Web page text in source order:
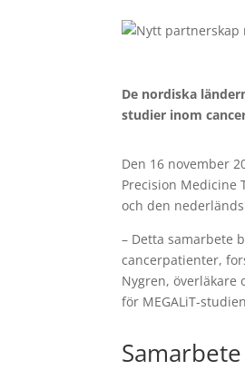
De nordiska
studier inom
Den 16 november
Precision Medicine
och den
– Detta samarbete
cancerpatienter,
Nygren, överläkare
för MEGALiT-